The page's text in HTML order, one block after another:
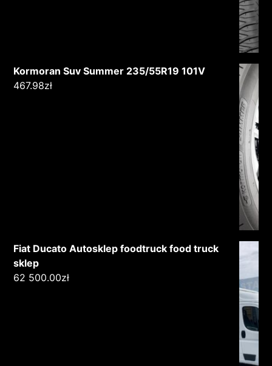
Kormoran Suv Summer 235/55R19 101V
467.98zł
Fiat Ducato Autosklep foodtruck food truck
sklep
62 500.00zł